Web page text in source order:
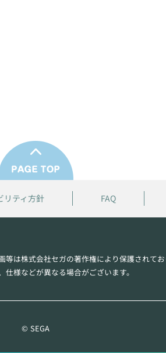
リティ方針 FAQ
は株式会社セガの著作権により保護されてお
様などが異なる場合がございます。
© SEGA